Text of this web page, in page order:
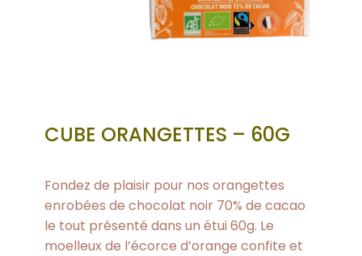
CUBE ORANGETTES – 60G
Fondez de plaisir pour nos orangettes
enrobées de chocolat noir 70% de cacao
le tout présenté dans un étui 60g. Le
moelleux de l’écorce d’orange confite et